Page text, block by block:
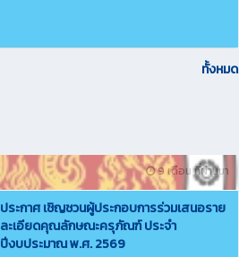
ทั้งหมด
9 เดือน ที่ผ่านมา
ประกาศ เชิญชวนผู้ประกอบการร่วมเสนอราย
ละเอียดคุณลักษณะครุภัณฑ์ ประจำ
ปีงบประมาณ พ.ศ. 2569